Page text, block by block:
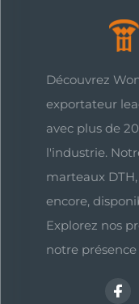
Découvrez
exportateur
avec plus de
l'industrie.
marteaux
encore,
Explorez nos
notre